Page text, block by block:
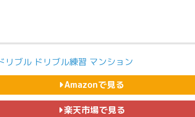
リブル ドリブル練習 マンション
Amazonで見る
楽天市場で見る